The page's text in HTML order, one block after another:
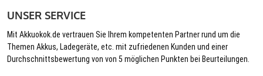
UNSER SERVICE
Mit Akkuokok.de vertrauen Sie Ihrem kompetenten Partner rund um die
Themen Akkus, Ladegeräte, etc. mit zufriedenen Kunden und einer
Durchschnittsbewertung von von 5 möglichen Punkten bei Beurteilungen.